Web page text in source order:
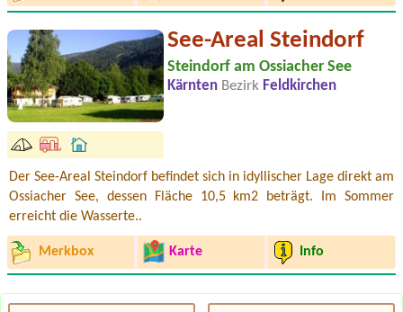
See-Areal Steindorf
Steindorf am Ossiacher See
Kärnten Bezirk Feldkirchen
Der See-Areal Steindorf befindet sich in idyllischer Lage direkt am
Ossiacher See, dessen Fläche 10,5 km2 beträgt. Im Sommer
erreicht die Wasserte..
Merkbox Karte Info